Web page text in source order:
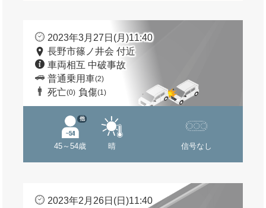
2023年3月27日(月)11:40
長野市篠ノ井会 付近
車両相互 中破事故
普通乗用車(2)
死亡(0) 負傷(1)
45～54歳
他
晴 信号なし
2023年2月26日(日)11:40